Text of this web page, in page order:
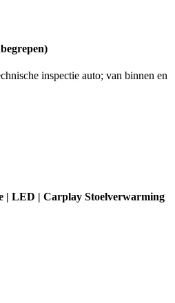
inspectie auto; van binnen en
| LED | Carplay Stoelverwarming